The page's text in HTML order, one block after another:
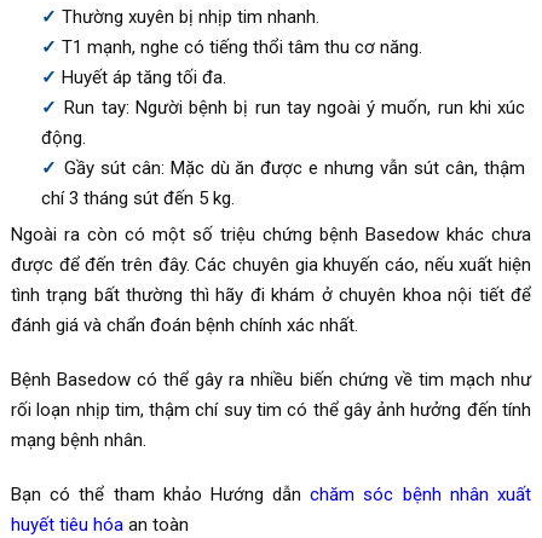
Thường xuyên bị nhịp tim nhanh.
T1 mạnh, nghe có tiếng thổi tâm thu cơ năng.
Huyết áp tăng tối đa.
Run tay: Người bệnh bị run tay ngoài ý muốn, run khi xúc
động.
Gầy sút cân: Mặc dù ăn được e nhưng vẫn sút cân, thậm
chí 3 tháng sút đến 5 kg.
Ngoài ra còn có một số triệu chứng bệnh Basedow khác chưa
được để đến trên đây. Các chuyên gia khuyến cáo, nếu xuất hiện
tình trạng bất thường thì hãy đi khám ở chuyên khoa nội tiết để
đánh giá và chẩn đoán bệnh chính xác nhất.
Bệnh Basedow có thể gây ra nhiều biến chứng về tim mạch như
rối loạn nhịp tim, thậm chí suy tim có thể gây ảnh hưởng đến tính
mạng bệnh nhân.
Bạn có thể tham khảo Hướng dẫnchăm sóc bệnh nhân xuất
huyết tiêu hóaan toàn